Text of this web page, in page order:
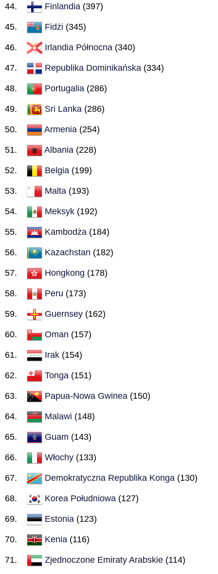
Finlandia (397)
Fidżi (345)
Irlandia Północna (340)
Republika Dominikańska (334)
Portugalia (286)
Sri Lanka (286)
Armenia (254)
Albania (228)
Belgia (199)
Malta (193)
Meksyk (192)
Kambodża (184)
Kazachstan (182)
Hongkong (178)
Peru (173)
Guernsey (162)
Oman (157)
Irak (154)
Tonga (151)
Papua-Nowa Gwinea (150)
Malawi (148)
Guam (143)
Włochy (133)
Demokratyczna Republika Konga (130)
Korea Południowa (127)
Estonia (123)
Kenia (116)
Zjednoczone Emiraty Arabskie (114)